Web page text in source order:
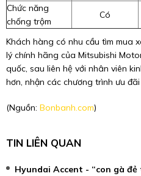
Chức năng
chống trộm
Có
Khách hàng có nhu cầu tìm mua
lý chính hãng của Mitsubishi
quốc, sau liên hệ với nhân viên
hơn, nhận các chương trình ưu
(Nguồn: Bonbanh.com)
TIN LIÊN QUAN
Hyundai Accent - “con gà